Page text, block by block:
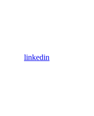
linkedin